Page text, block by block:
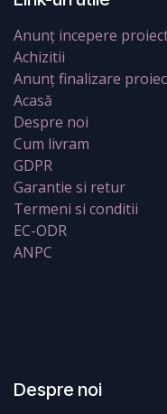
Anunț incepere
Achizitii
Anunț finalizare
Acasă
Despre noi
Cum livram
GDPR
Garantie si retur
Termeni si conditii
EC-ODR
ANPC
Despre noi